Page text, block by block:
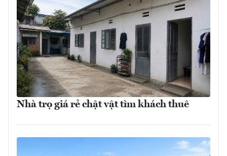
Nhà trọ giá rẻ chật vật tìm khách thuê